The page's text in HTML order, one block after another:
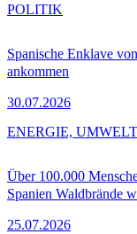
Spanische Enklave
ankommen
30.07.2026
POLITIK
Über 100.000
Spanien Waldbrände
25.07.2026
ENERGIE,